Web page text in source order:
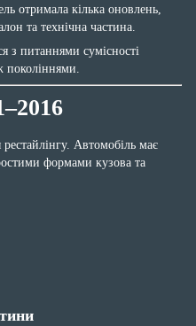
отримала кілька оновлень,
та технічна частина.
з питаннями сумісності
поколіннями.
Автомобіль має
формами кузова та